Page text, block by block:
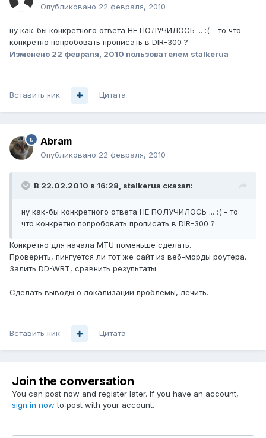
Опубликовано 22 февраля, 2010
ну как-бы конкретного ответа НЕ ПОЛУЧИЛОСЬ ... :( - то что
конкретно попробовать прописать в DIR-300 ?
Изменено 22 февраля, 2010 пользователем stalkerua
Вставить ник Цитата
Abram
Опубликовано 22 февраля, 2010
В 22.02.2010 в 16:28, stalkerua сказал:
ну как-бы конкретного ответа НЕ ПОЛУЧИЛОСЬ ... :( - то
что конкретно попробовать прописать в DIR-300 ?
Конкретно для начала MTU поменьше сделать.
Проверить, пингуется ли тот же сайт из веб-морды роутера.
Залить DD-WRT, сравнить результаты.
Сделать выводы о локализации проблемы, лечить.
Вставить ник Цитата
Join the conversation
You can post now and register later. If you have an account,
sign in now to post with your account.